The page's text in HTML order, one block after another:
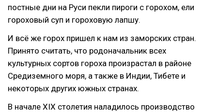
постные дни на Руси пекли пироги с горохом, ели
гороховый суп и гороховую лапшу.
И всё же горох пришел к нам из заморских стран.
Принято считать, что родоначальник всех
культурных сортов гороха произрастал в районе
Средиземного моря, а также в Индии, Тибете и
некоторых других южных странах.
В начале XIX столетия наладилось производство